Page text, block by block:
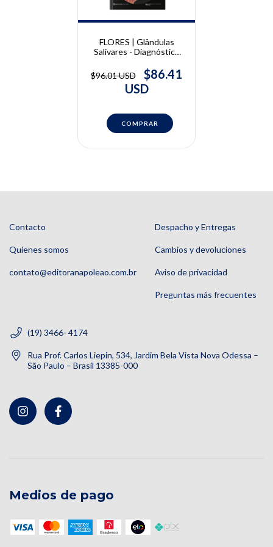
FLORES | Glândulas
Salivares - Diagnóstico
Flores
$96.01 USD
$86.41
USD
Contacto
Quienes somos
contato@editoranapoleao.com.br
Despacho y Entregas
Cambios y devoluciones
Aviso de privacidad
Preguntas más frecuentes
(19) 3466- 4174
Rua Prof. Carlos Liepin, 534, Jardim Bela Vista Nova Odessa –
São Paulo – Brasil 13385-000
Medios de pago